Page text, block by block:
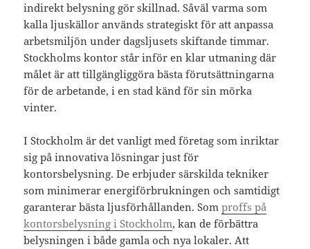
indirekt belysning gör skillnad. Såväl varma som
kalla ljuskällor används strategiskt för att anpassa
arbetsmiljön under dagsljusets skiftande timmar.
Stockholms kontor står inför en klar utmaning där
målet är att tillgängliggöra bästa förutsättningarna
för de arbetande, i en stad känd för sin mörka
vinter.
I Stockholm är det vanligt med företag som inriktar
sig på innovativa lösningar just för
kontorsbelysning. De erbjuder särskilda tekniker
som minimerar energiförbrukningen och samtidigt
garanterar bästa ljusförhållanden. Somproffs på
kontorsbelysning i Stockholm, kan de förbättra
belysningen i både gamla och nya lokaler. Att